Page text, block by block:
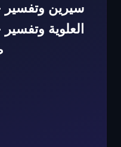
سيرين وتفسير
العلوية